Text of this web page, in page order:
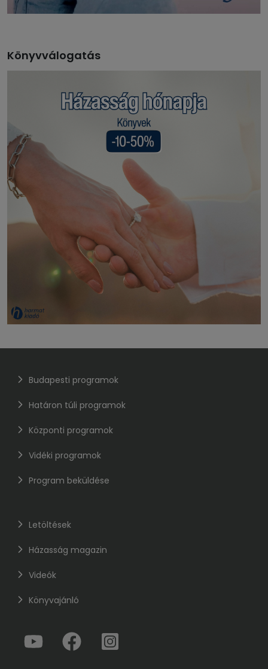
Könyvválogatás
Budapesti programok
Határon túli programok
Központi programok
Vidéki programok
Program beküldése
Letöltések
Házasság magazin
Videók
Könyvajánló